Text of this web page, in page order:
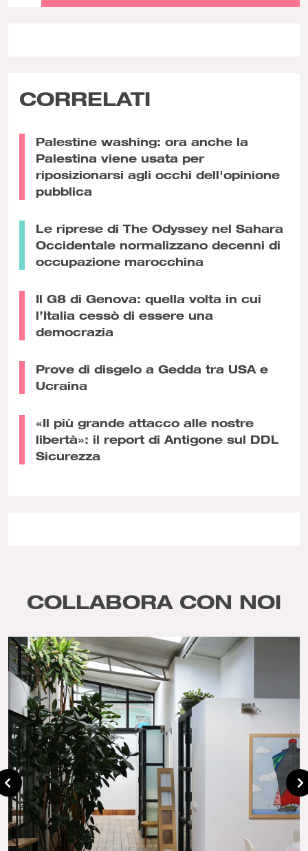
CORRELATI
Palestine washing: ora anche la
Palestina viene usata per
riposizionarsi agli occhi dell'opinione
pubblica
Le riprese di The Odyssey nel Sahara
Occidentale normalizzano decenni di
occupazione marocchina
Il G8 di Genova: quella volta in cui
l’Italia cessò di essere una
democrazia
Prove di disgelo a Gedda tra USA e
Ucraina
«Il più grande attacco alle nostre
libertà»: il report di Antigone sul DDL
Sicurezza
COLLABORA CON NOI